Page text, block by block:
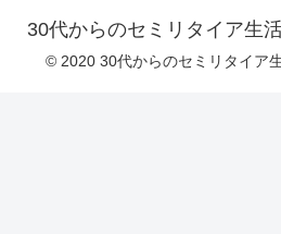
30代からのセミリタイア生
© 2020 30代からのセミリタイア